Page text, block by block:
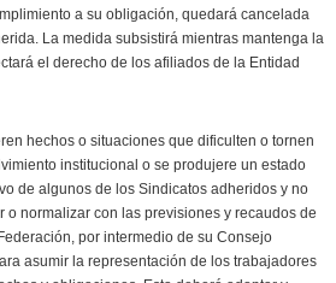
a su obligación, quedará cancelada
La medida subsistirá mientras mantenga la
el derecho de los afiliados de la Entidad
hechos o situaciones que dificulten o tornen
institucional o se produjere un estado
de algunos de los Sindicatos adheridos y no
o normalizar con las previsiones y recaudos de
por intermedio de su Consejo
asumir la representación de los trabajadores